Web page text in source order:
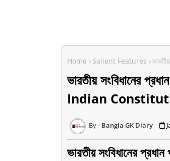
Home Salient Features
ভারতীয় সংবিধানের
Indian
Bangla GK Diary
ভারতীয় সংবিধানের